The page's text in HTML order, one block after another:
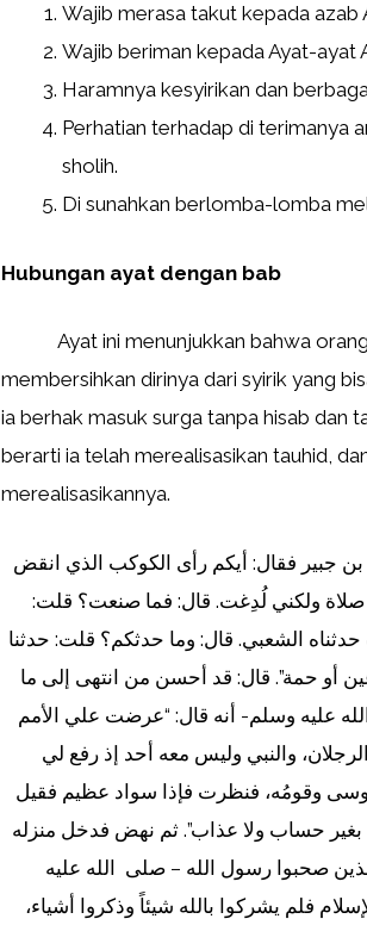
Wajib merasa takut kepada azab
Wajib beriman kepada Ayat-ayat
Haramnya kesyirikan dan
Perhatian terhadap di terimanya
sholih.
Di sunahkan berlomba-lomba
Hubungan ayat dengan bab
Ayat ini menunjukkan bahwa orang
membersihkan dirinya dari syirik yang
ia berhak masuk surga tanpa hisab dan
berarti ia telah merealisasikan tauhid,
merealisasikannya.
صلاة ولكني لُدِغت. قال: فما صنعت؟ قلت:
الشعبي. قال: وما حدثكم؟ قلت: حدثنا
أو حمة”. قال: قد أحسن من انتهى إلى ما
عليه وسلم- أنه قال: “عرضت علي الأمم
والنبي وليس معه أحد إذ رفع لي
وقومُه، فنظرت فإذا سواد عظيم فقيل
بغير حساب ولا عذاب”. ثم نهض فدخل منزله
صحبوا رسول الله – صلى الله عليه
فلم يشركوا بالله شيئاً وذكروا أشياء،